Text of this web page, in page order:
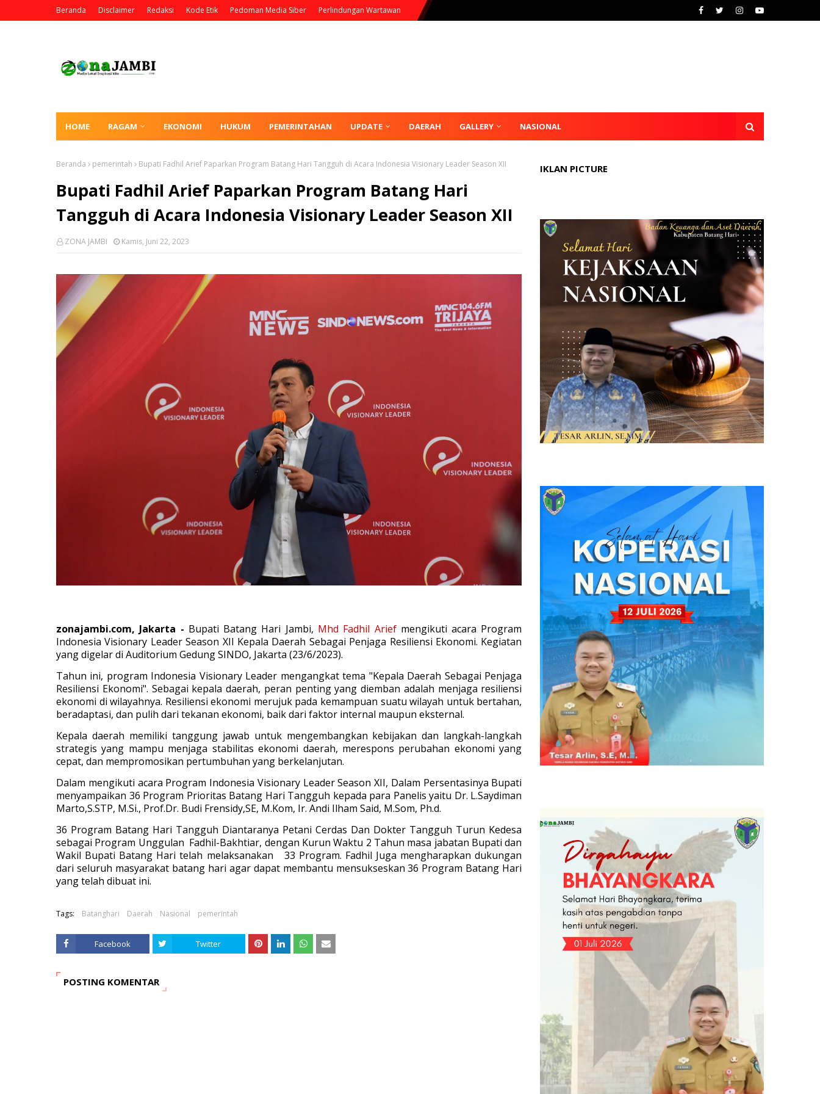
Beranda Disclaimer Redaksi Kode Etik Pedoman Media Siber Perlindungan Wartawan
HOME RAGAM EKONOMI HUKUM PEMERINTAHAN UPDATE DAERAH GALLERY NASIONAL
Beranda pemerintah Bupati Fadhil Arief Paparkan Program Batang Hari Tangguh di Acara Indonesia Visionary Leader Season XII
Bupati Fadhil Arief Paparkan Program Batang Hari
Tangguh di Acara Indonesia Visionary Leader Season XII
ZONA JAMBI Kamis, Juni 22, 2023
zonajambi.com, Jakarta - Bupati Batang Hari Jambi, Mhd Fadhil Arief mengikuti acara Program
Indonesia Visionary Leader Season XII Kepala Daerah Sebagai Penjaga Resiliensi Ekonomi. Kegiatan
yang digelar di Auditorium Gedung SINDO, Jakarta (23/6/2023).
Tahun ini, program Indonesia Visionary Leader mengangkat tema "Kepala Daerah Sebagai Penjaga
Resiliensi Ekonomi". Sebagai kepala daerah, peran penting yang diemban adalah menjaga resiliensi
ekonomi di wilayahnya. Resiliensi ekonomi merujuk pada kemampuan suatu wilayah untuk bertahan,
beradaptasi, dan pulih dari tekanan ekonomi, baik dari faktor internal maupun eksternal.
Kepala daerah memiliki tanggung jawab untuk mengembangkan kebijakan dan langkah-langkah
strategis yang mampu menjaga stabilitas ekonomi daerah, merespons perubahan ekonomi yang
cepat, dan mempromosikan pertumbuhan yang berkelanjutan.
Dalam mengikuti acara Program Indonesia Visionary Leader Season XII, Dalam Persentasinya Bupati
menyampaikan 36 Program Prioritas Batang Hari Tangguh kepada para Panelis yaitu Dr. L.Saydiman
Marto,S.STP, M.Si., Prof.Dr. Budi Frensidy,SE, M.Kom, Ir. Andi Ilham Said, M.Som, Ph.d.
36 Program Batang Hari Tangguh Diantaranya Petani Cerdas Dan Dokter Tangguh Turun Kedesa
sebagai Program Unggulan Fadhil-Bakhtiar, dengan Kurun Waktu 2 Tahun masa jabatan Bupati dan
Wakil Bupati Batang Hari telah melaksanakan 33 Program. Fadhil Juga mengharapkan dukungan
dari seluruh masyarakat batang hari agar dapat membantu mensukseskan 36 Program Batang Hari
yang telah dibuat ini.
Tags: Batanghari Daerah Nasional pemerintah
Facebook Twitter
POSTING KOMENTAR
IKLAN PICTURE